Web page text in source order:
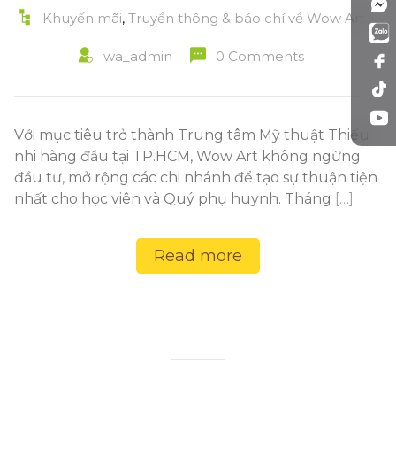
Khuyến mãi, Truyền thông & báo chí về Wow Art
wa_admin 0 Comments
Với mục tiêu trở thành Trung tâm Mỹ thuật Thiếu
nhi hàng đầu tại TP.HCM, Wow Art không ngừng
đầu tư, mở rộng các chi nhánh để tạo sự thuận tiện
nhất cho học viên và Quý phụ huynh. Tháng […]
Read more